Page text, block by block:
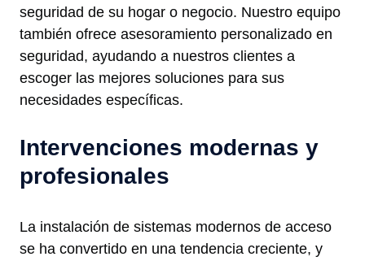
seguridad de su hogar o negocio. Nuestro equipo
también ofrece asesoramiento personalizado en
seguridad, ayudando a nuestros clientes a
escoger las mejores soluciones para sus
necesidades específicas.
Intervenciones modernas y
profesionales
La instalación de sistemas modernos de acceso
se ha convertido en una tendencia creciente, y